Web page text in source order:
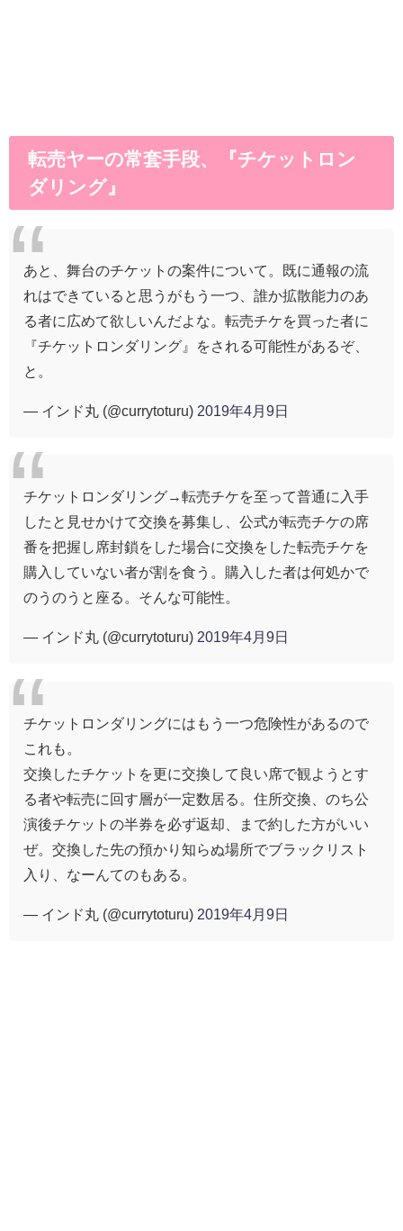
転売ヤーの常套手段、『チケットロン
ダリング』
あと、舞台のチケットの案件について。既に通報の流
れはできていると思うがもう一つ、誰か拡散能力のあ
る者に広めて欲しいんだよな。転売チケを買った者に
『チケットロンダリング』をされる可能性があるぞ、
と。
— インド丸 (@currytoturu) 2019年4月9日
チケットロンダリング→転売チケを至って普通に入手
したと見せかけて交換を募集し、公式が転売チケの席
番を把握し席封鎖をした場合に交換をした転売チケを
購入していない者が割を食う。購入した者は何処かで
のうのうと座る。そんな可能性。
— インド丸 (@currytoturu) 2019年4月9日
チケットロンダリングにはもう一つ危険性があるので
これも。
交換したチケットを更に交換して良い席で観ようとす
る者や転売に回す層が一定数居る。住所交換、のち公
演後チケットの半券を必ず返却、まで約した方がいい
ぜ。交換した先の預かり知らぬ場所でブラックリスト
入り、なーんてのもある。
— インド丸 (@currytoturu) 2019年4月9日